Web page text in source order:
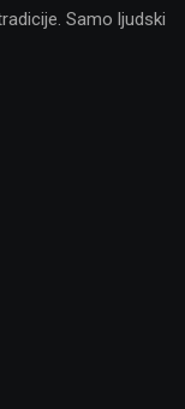
Samo ljudski